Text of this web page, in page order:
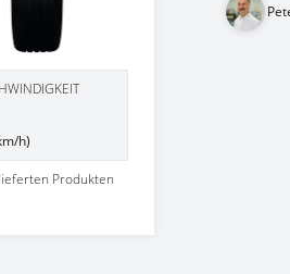
h)
Produkten